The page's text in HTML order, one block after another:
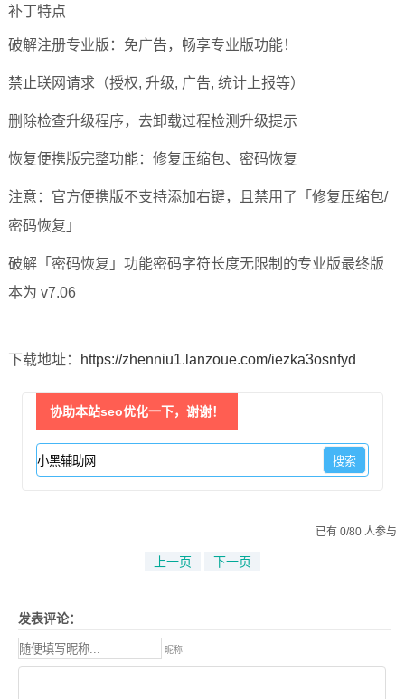
补丁特点
破解注册专业版：免广告，畅享专业版功能！
禁止联网请求（授权, 升级, 广告, 统计上报等）
删除检查升级程序，去卸载过程检测升级提示
恢复便携版完整功能：修复压缩包、密码恢复
注意：官方便携版不支持添加右键，且禁用了「修复压缩包/
密码恢复」
破解「密码恢复」功能密码字符长度无限制的专业版最终版
本为 v7.06
下载地址： https://zhenniu1.lanzoue.com/iezka3osnfyd
协助本站seo优化一下，谢谢！
已有 0/80 人参与
上一页 下一页
发表评论：
昵称